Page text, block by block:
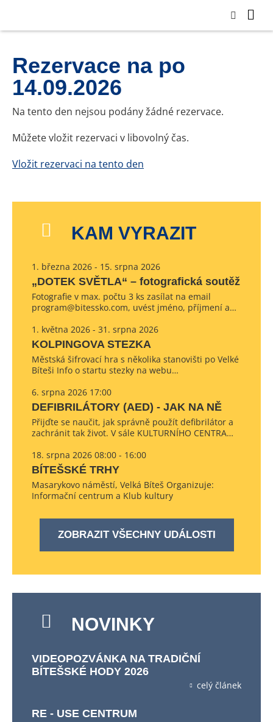
Rezervace na po
14.09.2026
Na tento den nejsou podány žádné rezervace.
Můžete vložit rezervaci v libovolný čas.
Vložit rezervaci na tento den
KAM VYRAZIT
1. března 2026 - 15. srpna 2026
„DOTEK SVĚTLA“ – fotografická soutěž
Fotografie v max. počtu 3 ks zasílat na email
program@bitessko.com, uvést jméno, příjmení a…
1. května 2026 - 31. srpna 2026
KOLPINGOVA STEZKA
Městská šifrovací hra s několika stanovišti po Velké
Bíteši Info o startu stezky na webu…
6. srpna 2026 17:00
DEFIBRILÁTORY (AED) - JAK NA NĚ
Přijďte se naučit, jak správně použít defibrilátor a
zachránit tak život. V sále KULTURNÍHO CENTRA…
18. srpna 2026 08:00 - 16:00
BÍTEŠSKÉ TRHY
Masarykovo náměstí, Velká Bíteš Organizuje:
Informační centrum a Klub kultury
ZOBRAZIT VŠECHNY UDÁLOSTI
NOVINKY
VIDEOPOZVÁNKA NA TRADIČNÍ
BÍTEŠSKÉ HODY 2026
celý článek
RE - USE CENTRUM